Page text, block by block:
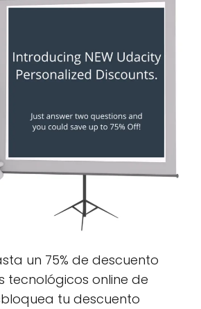
un 75% de descuento
tecnológicos online de
tu descuento